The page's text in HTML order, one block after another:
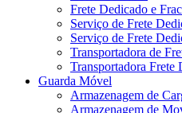
Frete Dedicado e
Serviço de Frete
Serviço de Frete
Transportadora de
Transportadora Frete
Guarda Móvel
Armazenagem de
Armazenagem de